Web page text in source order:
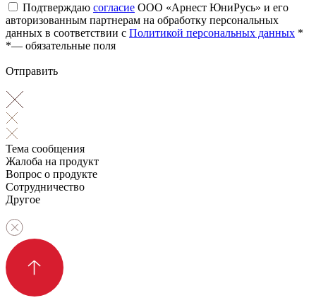
Подтверждаю согласие ООО «Арнест ЮниРусь» и его
авторизованным партнерам на обработку персональных
данных в соответствии с Политикой персональных данных *
*— обязательные поля
Отправить
Тема сообщения
Жалоба на продукт
Вопрос о продукте
Сотрудничество
Другое